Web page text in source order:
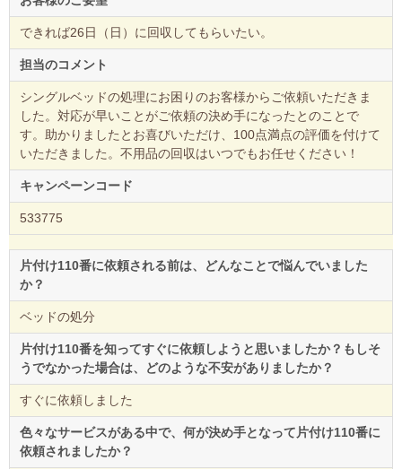
できれば26日（日）に回収してもらいたい。
担当のコメント
シングルベッドの処理にお困りのお客様からご依頼いただきま
した。対応が早いことがご依頼の決め手になったとのことで
す。助かりましたとお喜びいただけ、100点満点の評価を付けて
いただきました。不用品の回収はいつでもお任せください！
キャンペーンコード
533775
片付け110番に依頼される前は、どんなことで悩んでいました
か？
ベッドの処分
片付け110番を知ってすぐに依頼しようと思いましたか？もしそ
うでなかった場合は、どのような不安がありましたか？
すぐに依頼しました
色々なサービスがある中で、何が決め手となって片付け110番に
依頼されましたか？